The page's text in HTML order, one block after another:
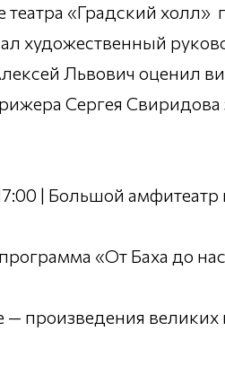
театра «Градский холл»
художественный
Львович оценил
Сергея
| Большой
«От Баха до
произведения великих